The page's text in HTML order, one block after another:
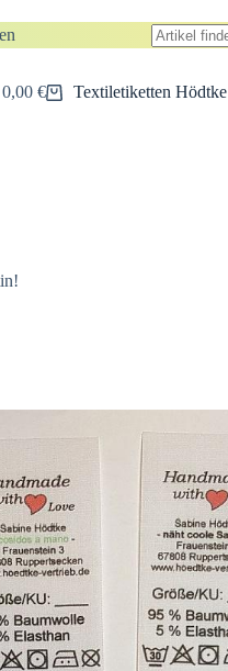
Warenkorb
0,00 € Textiletiketten Hödtke